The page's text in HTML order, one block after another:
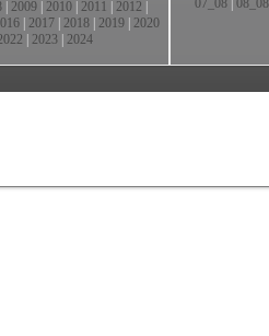
2009 2010 2011 2012
2017 2018 2019 2020
2023| 2024
07_08 08_08